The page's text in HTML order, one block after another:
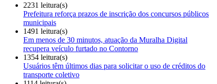
2231 leitura(s)
Prefeitura reforça prazos de inscrição dos concursos públicos
municipais
1491 leitura(s)
Em menos de 30 minutos, atuação da Muralha Digital
recupera veículo furtado no Contorno
1354 leitura(s)
Usuários têm últimos dias para solicitar o uso de créditos do
transporte coletivo